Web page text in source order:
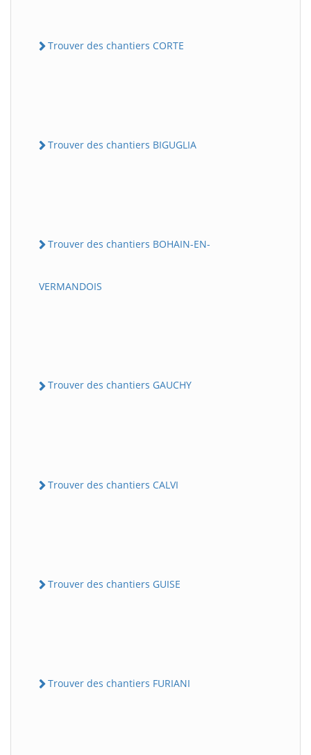
Trouver des chantiers CORTE
Trouver des chantiers BIGUGLIA
Trouver des chantiers BOHAIN-EN-
VERMANDOIS
Trouver des chantiers GAUCHY
Trouver des chantiers CALVI
Trouver des chantiers GUISE
Trouver des chantiers FURIANI